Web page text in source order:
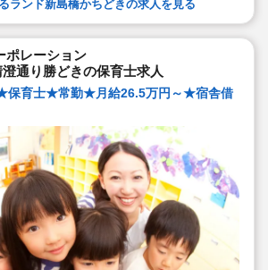
ランド新島橋かちどきの求人を見る
ポレーション
通り勝どきの保育士求人
保育士★常勤★月給26.5万円～★宿舎借